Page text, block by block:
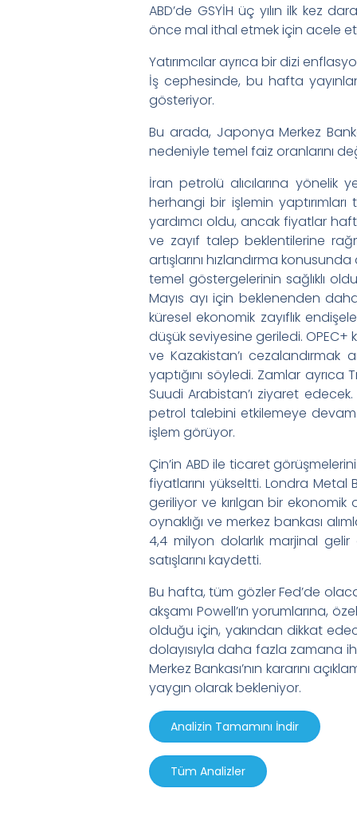
ABD’de GSYİH üç yılın ilk kez
önce mal ithal etmek için acele
Yatırımcılar ayrıca bir dizi
İş cephesinde, bu hafta
gösteriyor.
Bu arada, Japonya Merkez
nedeniyle temel faiz oranlarını
İran petrolü alıcılarına yönelik
herhangi bir işlemin
yardımcı oldu, ancak fiyatlar
ve zayıf talep beklentilerine
artışlarını hızlandırma
temel göstergelerinin sağlıklı
Mayıs ayı için beklenenden
küresel ekonomik zayıflık
düşük seviyesine geriledi. OPEC+
ve Kazakistan’ı cezalandırmak
yaptığını söyledi. Zamlar ayrıca
Suudi Arabistan’ı ziyaret
petrol talebini etkilemeye
işlem görüyor.
Çin’in ABD ile ticaret
fiyatlarını yükseltti. Londra Metal
geriliyor ve kırılgan bir
oynaklığı ve merkez bankası
4,4 milyon dolarlık marjinal
satışlarını kaydetti.
Bu hafta, tüm gözler Fed’de
akşamı Powell’ın yorumlarına,
olduğu için, yakından dikkat
dolayısıyla daha fazla zamana
Merkez Bankası’nın kararını
yaygın olarak bekleniyor.
Analizin Tamamını İndir
Tüm Analizler